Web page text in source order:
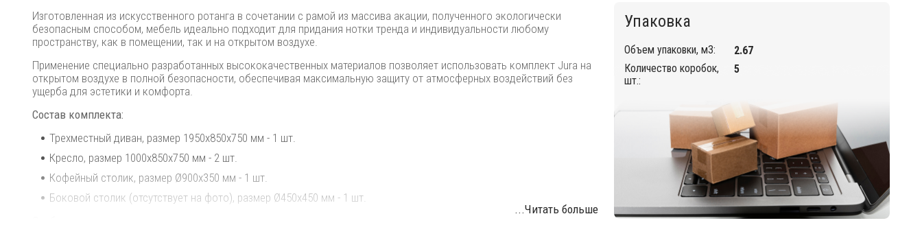
Изготовленная из искусственного ротанга в сочетании с рамой из массива акации, полученного экологически
безопасным способом, мебель идеально подходит для придания нотки тренда и индивидуальности любому
пространству, как в помещении, так и на открытом воздухе.
Применение специально разработанных высококачественных материалов позволяет использовать комплект Jura на
открытом воздухе в полной безопасности, обеспечивая максимальную защиту от атмосферных воздействий без
ущерба для эстетики и комфорта.
Состав комплекта:
Трехместный диван, размер 1950х850х750 мм - 1 шт.
Кресло, размер 1000х850х750 мм - 2 шт.
Кофейный столик, размер Ø900х350 мм - 1 шт.
Боковой столик (отсутствует на фото), размер Ø450х450 мм - 1 шт.
...Читать больше
Упаковка
Объем упаковки, м3:
2.67
Количество коробок,
шт.:
5